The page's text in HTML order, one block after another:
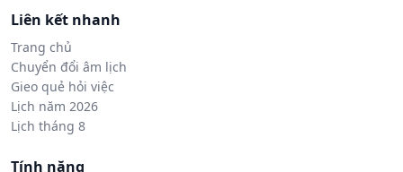
Liên kết nhanh
Trang chủ
Chuyển đổi âm lịch
Gieo quẻ hỏi việc
Lịch năm 2026
Lịch tháng 8
Tính năng